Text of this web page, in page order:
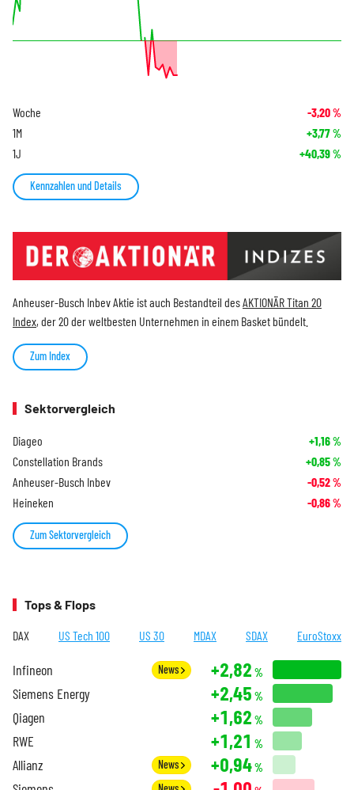
Woche -3,20%
1M +3,77%
1J +40,39%
Kennzahlen und Details
Anheuser-Busch Inbev Aktie ist auch Bestandteil desAKTIONÄR Titan 20
Index, der 20 der weltbesten Unternehmen in einem Basket bündelt.
Zum Index
Sektorvergleich
Diageo +1,16%
Constellation Brands +0,85%
Anheuser-Busch Inbev -0,52%
Heineken -0,86%
Zum Sektorvergleich
Tops & Flops
DAX US Tech 100 US 30 MDAX SDAX EuroStoxx
Infineon News +2,82 %
Siemens Energy +2,45 %
Qiagen +1,62 %
RWE +1,21 %
Allianz News +0,94%